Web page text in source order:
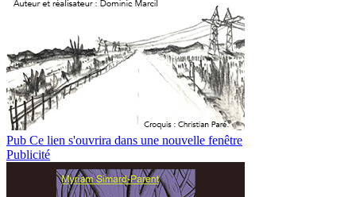
Pub Ce lien s'ouvrira dans une nouvelle fenêtre
Publicité